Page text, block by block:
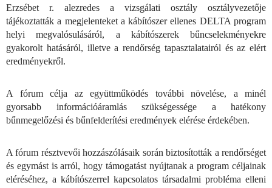
Erzsébet r. alezredes a vizsgálati osztály osztályvezetője
tájékoztatták a megjelenteket a kábítószer ellenes DELTA program
helyi megvalósulásáról, a kábítószerek bűncselekményekre
gyakorolt hatásáról, illetve a rendőrség tapasztalatairól és az elért
eredményekről.
A fórum célja az együttműködés további növelése, a minél
gyorsabb információáramlás szükségessége a hatékony
bűnmegelőzési és bűnfelderítési eredmények elérése érdekében.
A fórum résztvevői hozzászólásaik során biztosították a rendőrséget
és egymást is arról, hogy támogatást nyújtanak a program céljainak
eléréséhez, a kábítószerrel kapcsolatos társadalmi probléma elleni